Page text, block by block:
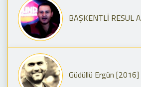
BAŞKENTLİ RESUL Aklın
Güdüllü Ergün [2016] aklın varsa